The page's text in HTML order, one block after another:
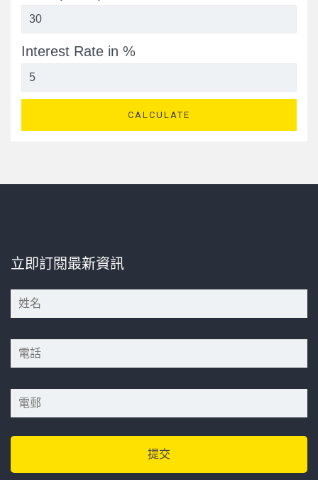
Interest Rate in %
CALCULATE
立即訂閱最新資訊